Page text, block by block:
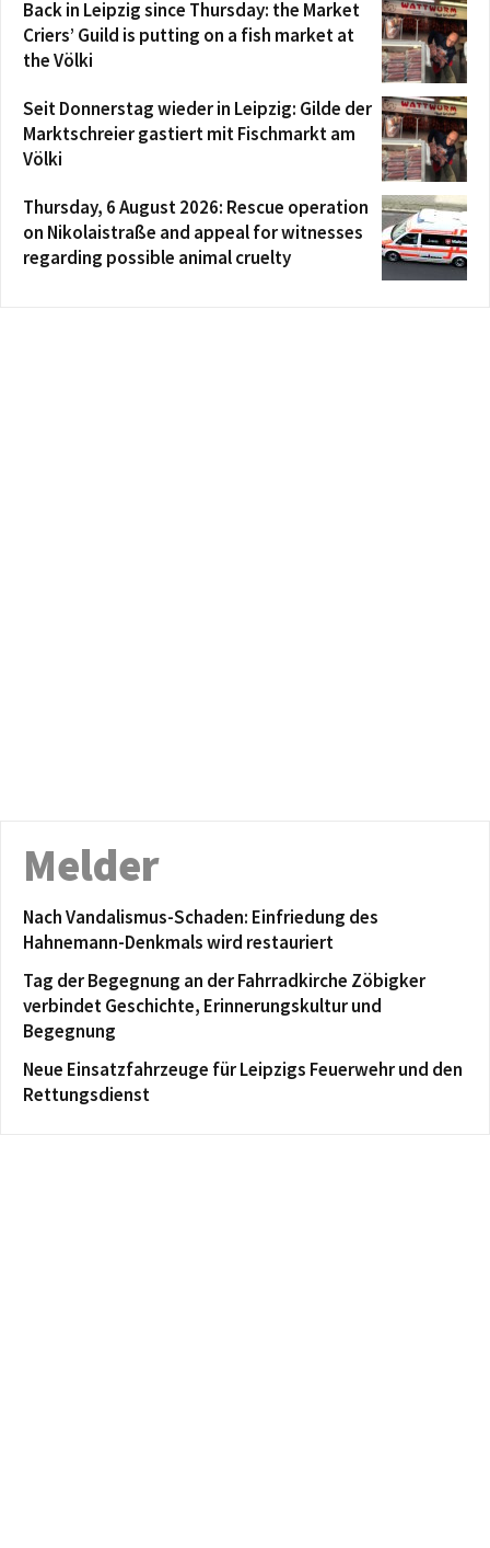
Back in Leipzig since Thursday: the Market
Criers’ Guild is putting on a fish market at
the Völki
Seit Donnerstag wieder in Leipzig: Gilde der
Marktschreier gastiert mit Fischmarkt am
Völki
Thursday, 6 August 2026: Rescue operation
on Nikolaistraße and appeal for witnesses
regarding possible animal cruelty
Melder
Nach Vandalismus-Schaden: Einfriedung des
Hahnemann-Denkmals wird restauriert
Tag der Begegnung an der Fahrradkirche Zöbigker
verbindet Geschichte, Erinnerungskultur und
Begegnung
Neue Einsatzfahrzeuge für Leipzigs Feuerwehr und den
Rettungsdienst